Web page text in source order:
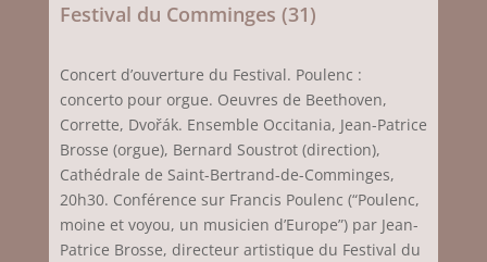
Festival du Comminges (31)
Concert d’ouverture du Festival. Poulenc :
concerto pour orgue. Oeuvres de Beethoven,
Corrette, Dvořák. Ensemble Occitania, Jean-Patrice
Brosse (orgue), Bernard Soustrot (direction),
Cathédrale de Saint-Bertrand-de-Comminges,
20h30. Conférence sur Francis Poulenc (“Poulenc,
moine et voyou, un musicien d’Europe”) par Jean-
Patrice Brosse, directeur artistique du Festival du